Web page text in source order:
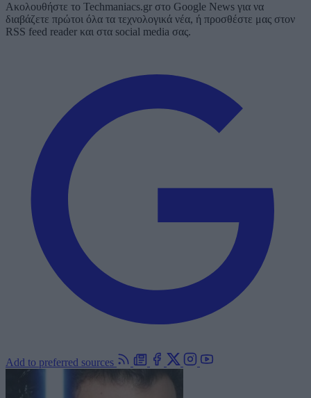
Ακολουθήστε το Techmaniacs.gr στο Google News για να
διαβάζετε πρώτοι όλα τα τεχνολογικά νέα, ή προσθέστε μας στον
RSS feed reader και στα social media σας.
Add to preferred sources